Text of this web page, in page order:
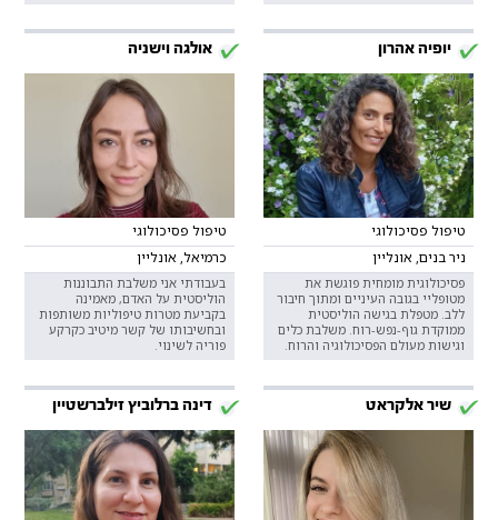
יופיה אהרון
טיפול פסיכולוגי
ניר בנים, אונליין
פסיכולוגית מומחית פוגשת את
מטופליי בגובה העיניים ומתוך חיבור
ללב. מטפלת בגישה הוליסטית
ממוקדת גוף-נפש-רוח. משלבת כלים
וגישות מעולם הפסיכולוגיה והרוח.
אולגה וישניה
טיפול פסיכולוגי
כרמיאל, אונליין
בעבודתי אני משלבת התבוננות
הוליסטית על האדם, מאמינה
בקביעת מטרות טיפוליות משותפות
ובחשיבותו של קשר מיטיב כקרקע
פוריה לשינוי.
שיר אלקראט דינה ברלוביץ זילברשטיין